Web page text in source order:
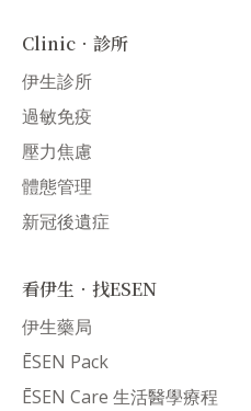
Clinic．診所
伊生診所
過敏免疫
壓力焦慮
體態管理
新冠後遺症
看伊生．找ESEN
伊生藥局
ĒSEN Pack
ĒSEN Care 生活醫學療程